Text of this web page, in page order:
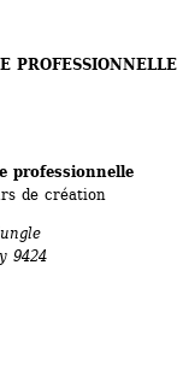
PROFESSIONNELLE
professionnelle
de création
9424